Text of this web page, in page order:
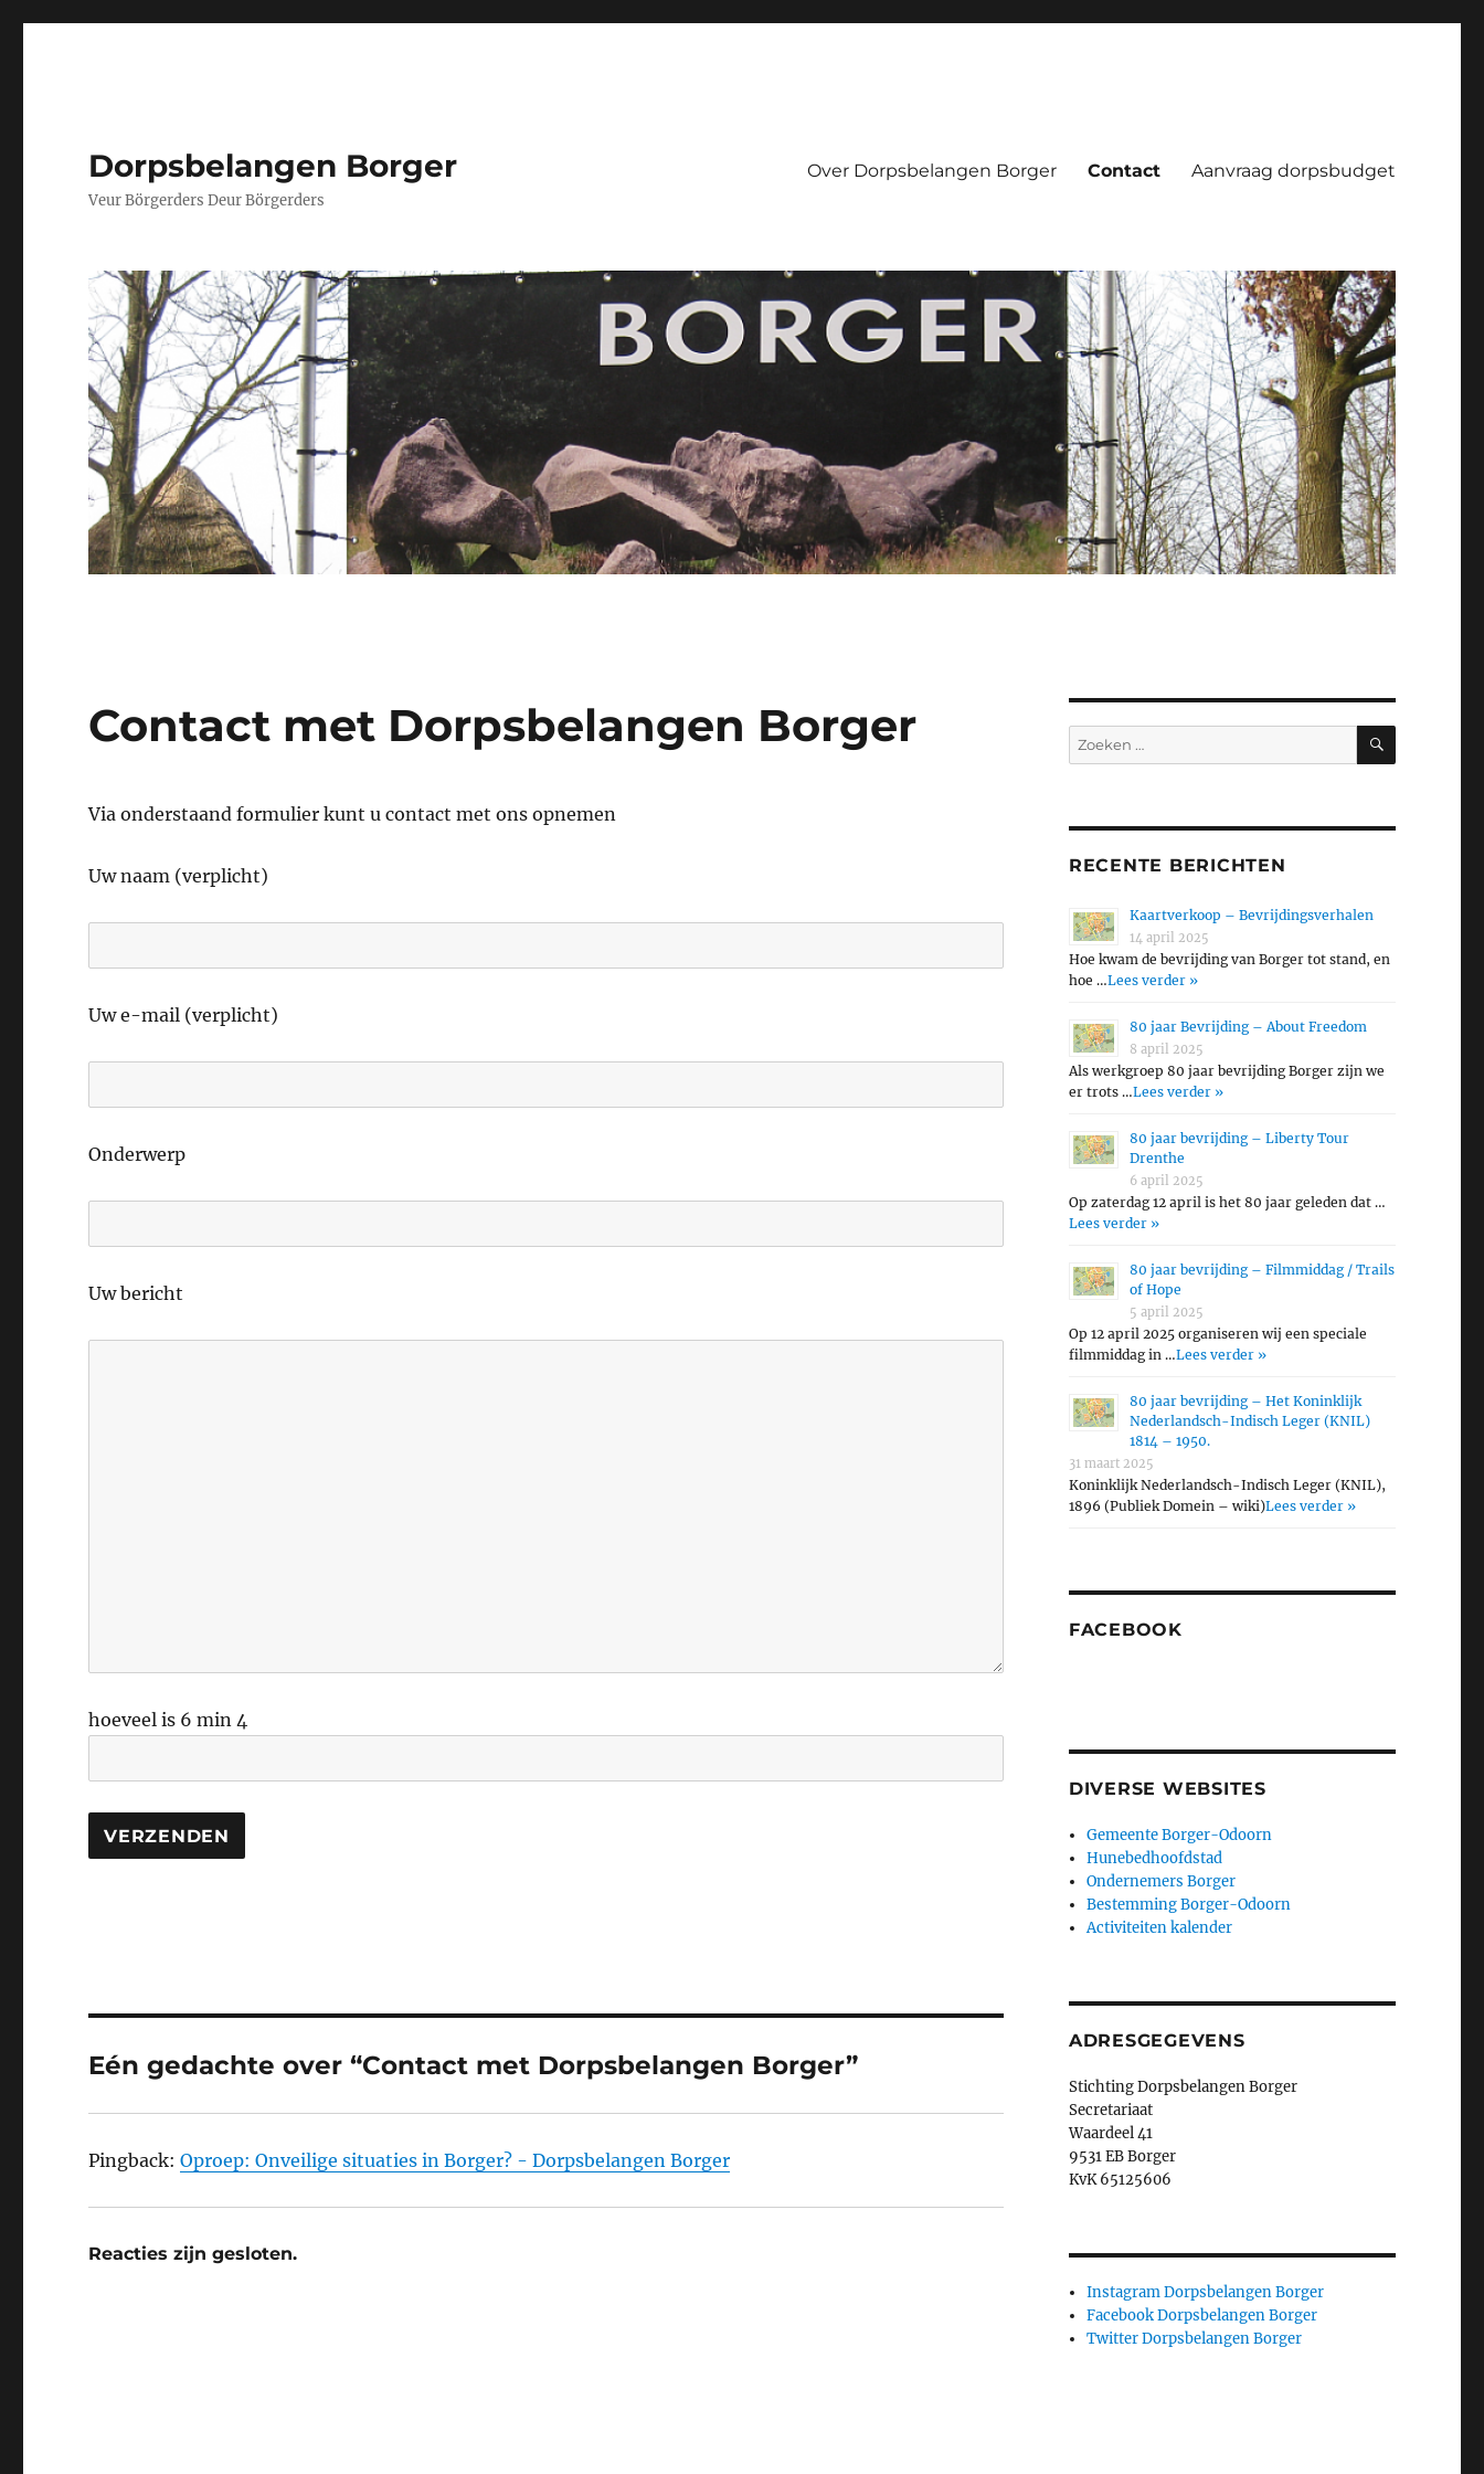
Dorpsbelangen Borger
Veur Börgerders Deur Börgerders
Over Dorpsbelangen Borger Contact Aanvraag dorpsbudget
Contact met Dorpsbelangen Borger
Via onderstaand formulier kunt u contact met ons opnemen
Uw naam (verplicht)
Uw e-mail (verplicht)
Onderwerp
Uw bericht
hoeveel is 6 min 4
Eén gedachte over “Contact met Dorpsbelangen Borger”
Pingback:Oproep: Onveilige situaties in Borger? - Dorpsbelangen Borger
Reacties zijn gesloten.
Zoeken
naar:
ZOEKEN
RECENTE BERICHTEN
Kaartverkoop – Bevrijdingsverhalen
14 april 2025
Hoe kwam de bevrijding van Borger tot stand, en
hoe …Lees verder »
80 jaar Bevrijding – About Freedom
8 april 2025
Als werkgroep 80 jaar bevrijding Borger zijn we
er trots …Lees verder »
80 jaar bevrijding – Liberty Tour
Drenthe
6 april 2025
Op zaterdag 12 april is het 80 jaar geleden dat …
Lees verder »
80 jaar bevrijding – Filmmiddag / Trails
of Hope
5 april 2025
Op 12 april 2025 organiseren wij een speciale
filmmiddag in …Lees verder »
80 jaar bevrijding – Het Koninklijk
Nederlandsch-Indisch Leger (KNIL)
1814 – 1950.
31 maart 2025
Koninklijk Nederlandsch-Indisch Leger (KNIL),
1896 (Publiek Domein – wiki)Lees verder »
FACEBOOK
DIVERSE WEBSITES
Gemeente Borger-Odoorn
Hunebedhoofdstad
Ondernemers Borger
Bestemming Borger-Odoorn
Activiteiten kalender
ADRESGEGEVENS
Stichting Dorpsbelangen Borger
Secretariaat
Waardeel 41
9531 EB Borger
KvK 65125606
Instagram Dorpsbelangen Borger
Facebook Dorpsbelangen Borger
Twitter Dorpsbelangen Borger